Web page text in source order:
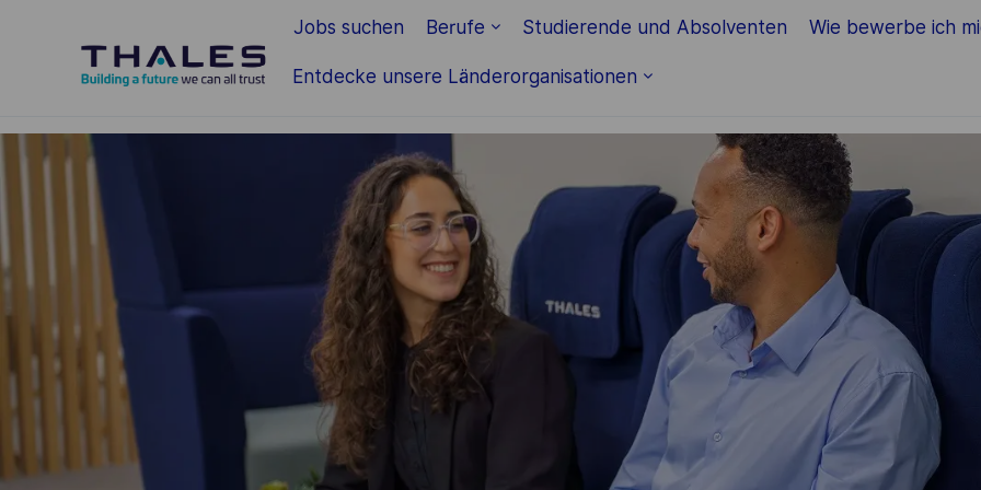
Jobs suchen Berufe Studierende und Absolventen Wie bewerbe ich
Entdecke unsere Länderorganisationen
-